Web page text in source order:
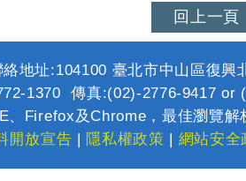
回上一頁
地址:104100 臺北市中山區復興
1370 傳真:(02)-2776-9417 or
、Firefox及Chrome，最佳瀏覽解
開放宣告 | 隱私權政策 | 網站安全